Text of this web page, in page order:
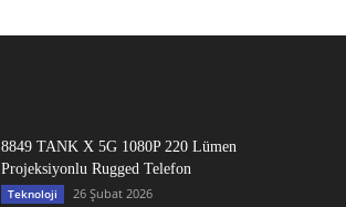
8849 TANK X 5G 1080P 220 Lümen
Projeksiyonlu Rugged Telefon
Teknoloji 26 Şubat 2026